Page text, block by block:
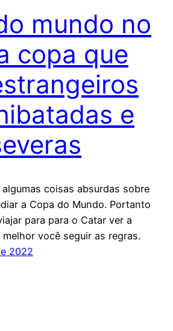
mundo no
copa que
e
coisas absurdas sobre
a Copa do Mundo. Portanto
para para o Catar ver a
você seguir as regras.
2022